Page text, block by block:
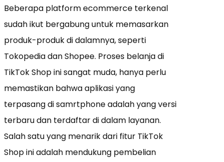
Beberapa platform ecommerce terkenal
sudah ikut bergabung untuk memasarkan
produk-produk di dalamnya, seperti
Tokopedia dan Shopee. Proses belanja di
TikTok Shop ini sangat muda, hanya perlu
memastikan bahwa aplikasi yang
terpasang di samrtphone adalah yang versi
terbaru dan terdaftar di dalam layanan.
Salah satu yang menarik dari fitur TikTok
Shop ini adalah mendukung pembelian